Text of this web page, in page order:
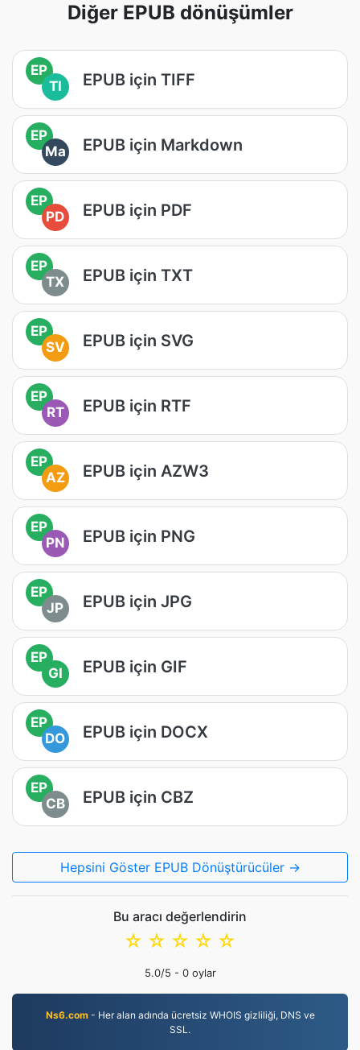
Diğer EPUB dönüşümler
EP
TI
EPUB için TIFF
EP
Ma
EPUB için Markdown
EP
PD
EPUB için PDF
EP
TX
EPUB için TXT
EP
SV
EPUB için SVG
EP
RT
EPUB için RTF
EP
AZ
EPUB için AZW3
EP
PN
EPUB için PNG
EP
JP
EPUB için JPG
EP
GI
EPUB için GIF
EP
DO
EPUB için DOCX
EP
CB
EPUB için CBZ
Hepsini Göster EPUB Dönüştürücüler →
Bu aracı değerlendirin
☆
☆
☆
☆
☆
5.0/5 - 0oylar
Ns6.com- Her alan adında ücretsiz WHOIS gizliliği, DNS ve
SSL.